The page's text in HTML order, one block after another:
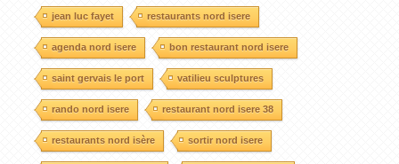
jean luc fayet restaurants nord isere
agenda nord isere bon restaurant nord isere
saint gervais le port vatilieu sculptures
rando nord isere restaurant nord isere 38
restaurants nord isère sortir nord isere